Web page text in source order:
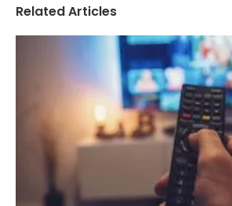
Related Articles